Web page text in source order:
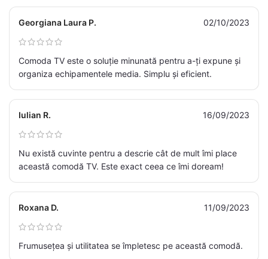
Georgiana Laura P. 02/10/2023
Comoda TV este o soluție minunată pentru a-ți expune și
organiza echipamentele media. Simplu și eficient.
Iulian R. 16/09/2023
Nu există cuvinte pentru a descrie cât de mult îmi place
această comodă TV. Este exact ceea ce îmi doream!
Roxana D. 11/09/2023
Frumusețea și utilitatea se împletesc pe această comodă.